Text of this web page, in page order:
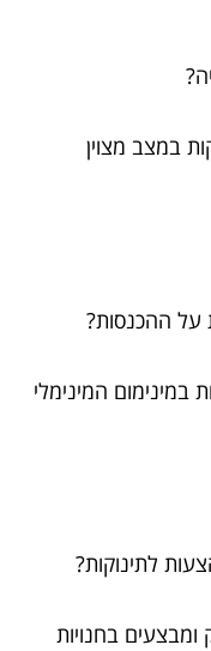
במצב מצוין
על ההכנסות?
במינימום המינימלי
לתינוקות?
ומבצעים בחנויות